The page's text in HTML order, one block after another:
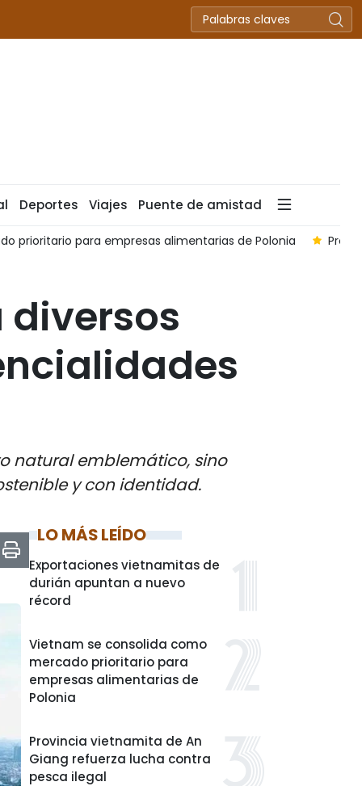
Deportes Viajes Puente de amistad
prioritario para empresas alimentarias de Polonia
diversos
natural emblemático, sino
y con identidad.
LO MÁS LEÍDO
Exportaciones vietnamitas de
durián apuntan a nuevo
récord
Vietnam se consolida como
mercado prioritario para
empresas alimentarias de
Polonia
Provincia vietnamita de An
Giang refuerza lucha contra
pesca ilegal